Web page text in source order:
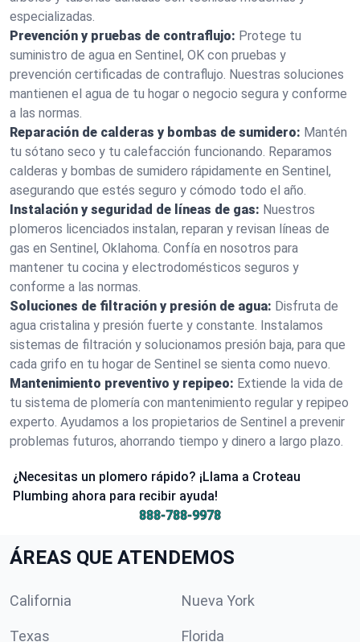
especializadas.
Prevención y pruebas de contraflujo: Protege tu
suministro de agua en Sentinel, OK con pruebas y
prevención certificadas de contraflujo. Nuestras soluciones
mantienen el agua de tu hogar o negocio segura y conforme
a las normas.
Reparación de calderas y bombas de sumidero: Mantén
tu sótano seco y tu calefacción funcionando. Reparamos
calderas y bombas de sumidero rápidamente en Sentinel,
asegurando que estés seguro y cómodo todo el año.
Instalación y seguridad de líneas de gas: Nuestros
plomeros licenciados instalan, reparan y revisan líneas de
gas en Sentinel, Oklahoma. Confía en nosotros para
mantener tu cocina y electrodomésticos seguros y
conforme a las normas.
Soluciones de filtración y presión de agua: Disfruta de
agua cristalina y presión fuerte y constante. Instalamos
sistemas de filtración y solucionamos presión baja, para que
cada grifo en tu hogar de Sentinel se sienta como nuevo.
Mantenimiento preventivo y repipeo: Extiende la vida de
tu sistema de plomería con mantenimiento regular y repipeo
experto. Ayudamos a los propietarios de Sentinel a prevenir
problemas futuros, ahorrando tiempo y dinero a largo plazo.
¿Necesitas un plomero rápido? ¡Llama a Croteau
Plumbing ahora para recibir ayuda!
888-788-9978
ÁREAS QUE ATENDEMOS
California Nueva York
Texas Florida